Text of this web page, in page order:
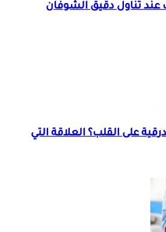
عند تناول دقيق الشوفان
على القلب؟ العلاقة التي